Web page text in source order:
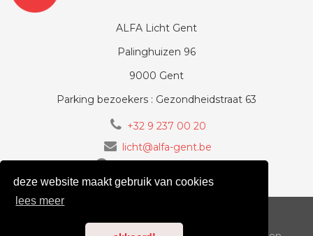
deze website maakt gebruik van cookies
lees meer
ALFA Licht Gent
Palinghuizen 96
9000 Gent
Parking bezoekers : Gezondheidstraat 63
+32 9 237 00 20
licht@alfa-gent.be